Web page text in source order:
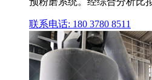
联系电话: 180 3780 8511